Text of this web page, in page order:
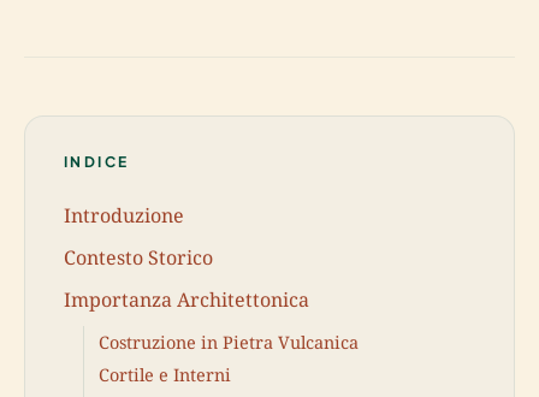
INDICE
Introduzione
Contesto Storico
Importanza Architettonica
Costruzione in Pietra Vulcanica
Cortile e Interni